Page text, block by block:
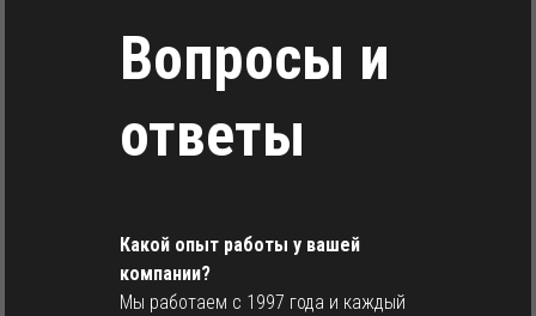
Вопросы и
ответы
Какой опыт работы у вашей
компании?
Мы работаем с 1997 года и каждый